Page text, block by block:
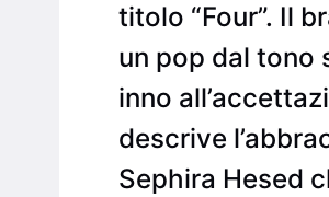
titolo “Four”. Il
un pop dal tono
inno
descrive
Sephira Hesed